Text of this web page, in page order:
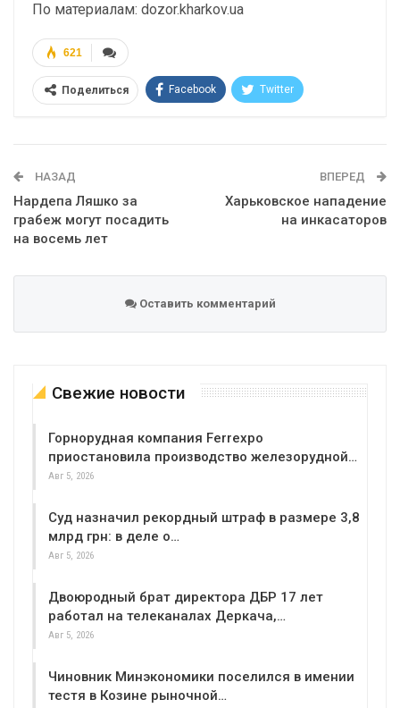
По материалам: dozor.kharkov.ua
621
Поделиться Facebook Twitter
НАЗАД
Нардепа Ляшко за
грабеж могут посадить
на восемь лет
ВПЕРЕД
Харьковское нападение
на инкасаторов
Оставить комментарий
Свежие новости
Горнорудная компания Ferrexpo
приостановила производство железорудной…
Авг 5, 2026
Суд назначил рекордный штраф в размере 3,8
млрд грн: в деле о…
Авг 5, 2026
Двоюродный брат директора ДБР 17 лет
работал на телеканалах Деркача,…
Авг 5, 2026
Чиновник Минэкономики поселился в имении
тестя в Козине рыночной…